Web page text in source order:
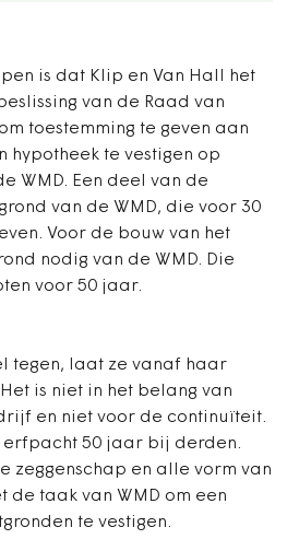
is dat Klip en Van Hall het
van de Raad van
toestemming te geven aan
hypotheek te vestigen op
WMD. Een deel van de
van de WMD, die voor 30
Voor de bouw van het
nodig van de WMD. Die
voor 50 jaar.
tegen, laat ze vanaf haar
is niet in het belang van
en niet voor de continuïteit.
50 jaar bij derden.
zeggenschap en alle vorm van
de taak van WMD om een
te vestigen.